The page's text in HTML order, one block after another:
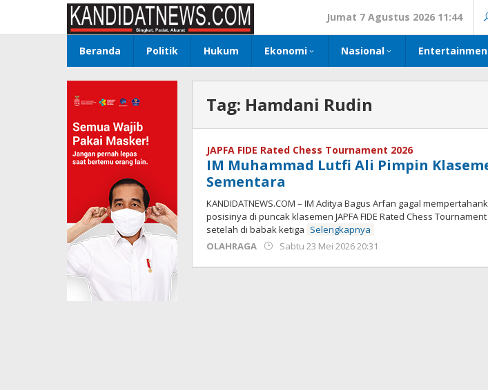
konten
Jumat 7 Agustus 2026 11:44
Beranda Politik Hukum Ekonomi Nasional
Tag: Hamdani Rudin
JAPFA FIDE Rated Chess Tournament 2026
IM Muhammad Lutfi Ali Pimpin
Sementara
KANDIDATNEWS.COM – IM Aditya Bagus Arfan gagal
posisinya di puncak klasemen JAPFA FIDE Rated Chess Tournament
setelah di babak ketiga Selengkapnya
OLAHRAGA
Sabtu 23 Mei 2026 20:31
Jackson